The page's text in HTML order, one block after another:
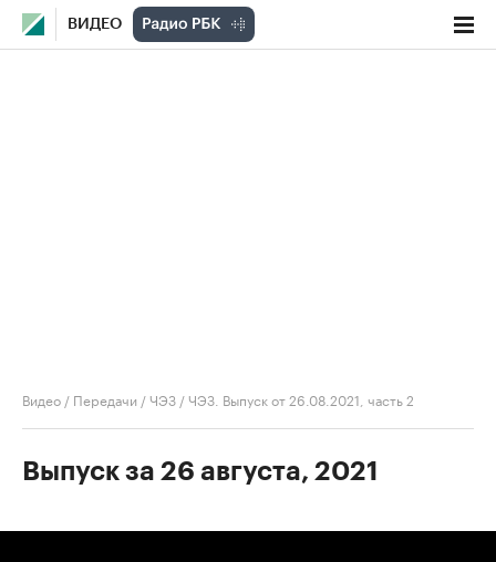
ВИДЕО
Видео / Передачи /ЧЭЗ /ЧЭЗ. Выпуск от 26.08.2021, часть 2
Выпуск за 26 августа, 2021